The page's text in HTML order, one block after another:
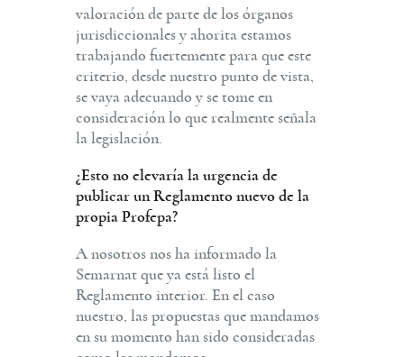
valoración de parte de los órganos
jurisdiccionales y ahorita estamos
trabajando fuertemente para que este
criterio, desde nuestro punto de vista,
se vaya adecuando y se tome en
consideración lo que realmente señala
la legislación.
¿Esto no elevaría la urgencia de
publicar un Reglamento nuevo de la
propia Profepa?
A nosotros nos ha informado la
Semarnat que ya está listo el
Reglamento interior. En el caso
nuestro, las propuestas que mandamos
en su momento han sido consideradas